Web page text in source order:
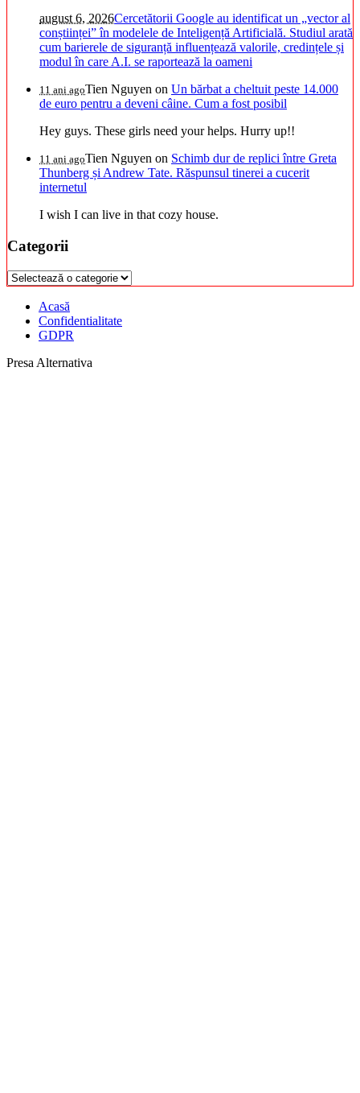
august 6, 2026Cercetătorii Google au identificat un „vector al
conștiinței” în modelele de Inteligență Artificială. Studiul arată
cum barierele de siguranță influențează valorile, credințele și
modul în care A.I. se raportează la oameni
11 ani agoTien Nguyen on Un bărbat a cheltuit peste 14.000
de euro pentru a deveni câine. Cum a fost posibil
Hey guys. These girls need your helps. Hurry up!!
11 ani agoTien Nguyen on Schimb dur de replici între Greta
Thunberg și Andrew Tate. Răspunsul tinerei a cucerit
internetul
I wish I can live in that cozy house.
Categorii
Categorii
Acasă
Confidentialitate
GDPR
Presa Alternativa